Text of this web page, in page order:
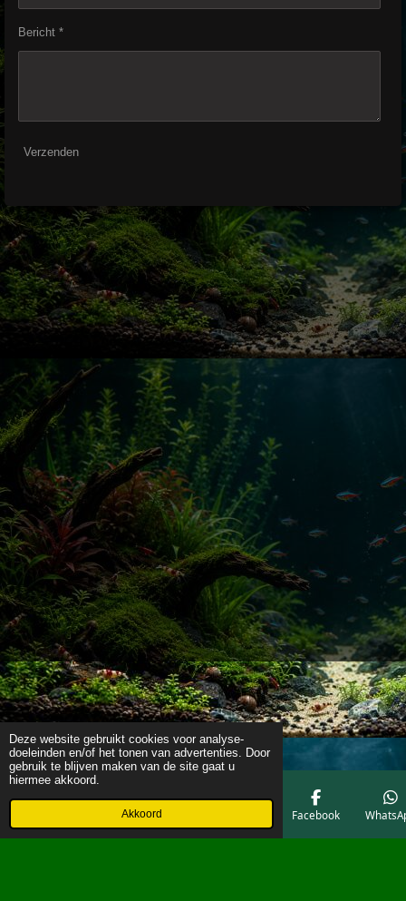
Deze website gebruikt cookies voor analyse-
doeleinden en/of het tonen van advertenties. Door
gebruik te blijven maken van de site gaat u
hiermee akkoord.
Akkoord
Bericht *
Verzenden
Telefoonnummer Facebook